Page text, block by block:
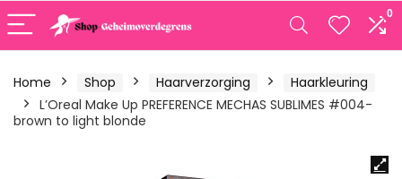
0
Home Shop Haarverzorging
Haarkleuring
L’Oreal Make Up PREFERENCE MECHAS SUBLIMES #004-
brown to light blonde